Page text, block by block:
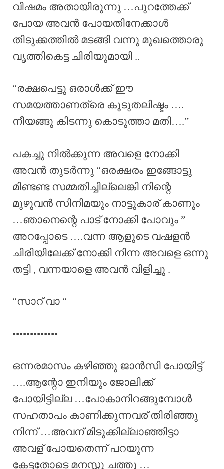
വിഷമം അതായിരുന്നു …പുറത്തേക്ക്
പോയ അവൻ പോയതിനേക്കാൾ
തിടുക്കത്തിൽ മടങ്ങി വന്നു മുഖത്തൊരു
വൃത്തികെട്ട ചിരിയുമായി ..
“രക്ഷപെട്ടു ഒരാൾക്ക് ഈ
സമയത്താണത്രെ കൂടുതലിഷ്ടം ….
നീയങ്ങു കിടന്നു കൊടുത്താ മതി….”
പകച്ചു നിൽക്കുന്ന അവളെ നോക്കി
അവൻ തുടർന്നു “ഒരക്ഷരം ഇങ്ങോട്ടു
മിണ്ടണ്ട സമ്മതിച്ചില്ലെങ്കി നിന്റെ
മുഴുവൻ സിനിമയും നാട്ടുകാര് കാണും
…ഞാനെന്റെ പാട് നോക്കി പോവും ”
അറപ്പോടെ ….വന്ന ആളുടെ വഷളൻ
ചിരിയിലേക്ക് നോക്കി നിന്ന അവളെ ഒന്നു
തട്ടി , വന്നയാളെ അവൻ വിളിച്ചു .
“സാറ് വാ “
•••••••••••••
ഒന്നരമാസം കഴിഞ്ഞു ജാൻസി പോയിട്ട്
….ആന്റോ ഇനിയും ജോലിക്ക്
പോയിട്ടില്ല …പോകാനിറങ്ങുമ്പോൾ
സഹതാപം കാണിക്കുന്നവര് തിരിഞ്ഞു
നിന്ന് …അവന് മിടുക്കില്ലാഞ്ഞിട്ടാ
അവള് പോയതെന്ന് പറയുന്ന
കേട്ടതോടെ മനസ്സു ചത്തു …